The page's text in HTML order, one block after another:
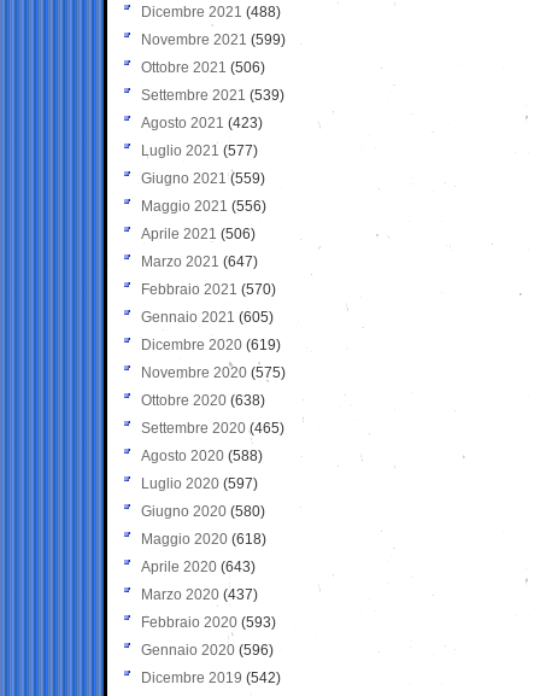
Dicembre 2021 (488)
Novembre 2021 (599)
Ottobre 2021 (506)
Settembre 2021 (539)
Agosto 2021 (423)
Luglio 2021 (577)
Giugno 2021(559)
Maggio 2021 (556)
Aprile 2021 (506)
Marzo 2021 (647)
Febbraio 2021 (570)
Gennaio 2021 (605)
Dicembre 2020 (619)
Novembre 2020 (575)
Ottobre 2020 (638)
Settembre 2020(465)
Agosto 2020 (588)
Luglio 2020 (597)
Giugno 2020 (580)
Maggio 2020 (618)
Aprile 2020 (643)
Marzo 2020 (437)
Febbraio 2020 (593)
Gennaio 2020 (596)
Dicembre 2019 (542)